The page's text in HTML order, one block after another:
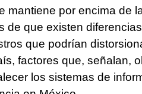
mantiene por encima de
de que existen
que podrían
factores que, señalan,
los sistemas de